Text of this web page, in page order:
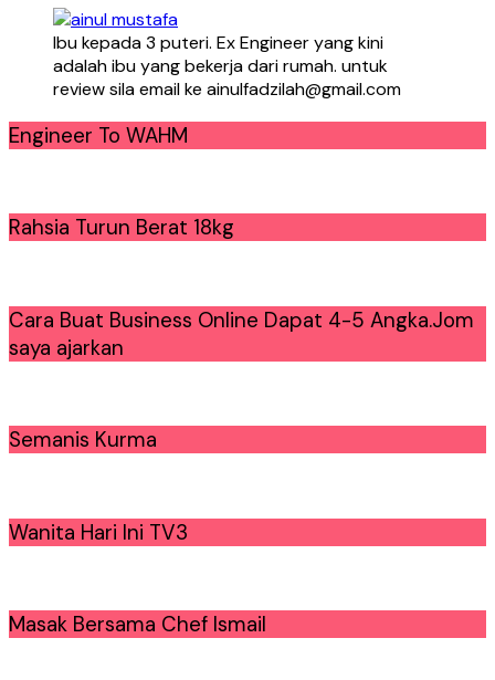
Ibu kepada 3 puteri. Ex Engineer yang kini
adalah ibu yang bekerja dari rumah. untuk
review sila email ke ainulfadzilah@gmail.com
Engineer To WAHM
Rahsia Turun Berat 18kg
Cara Buat Business Online Dapat 4-5 Angka.Jom
saya ajarkan
Semanis Kurma
Wanita Hari Ini TV3
Masak Bersama Chef Ismail